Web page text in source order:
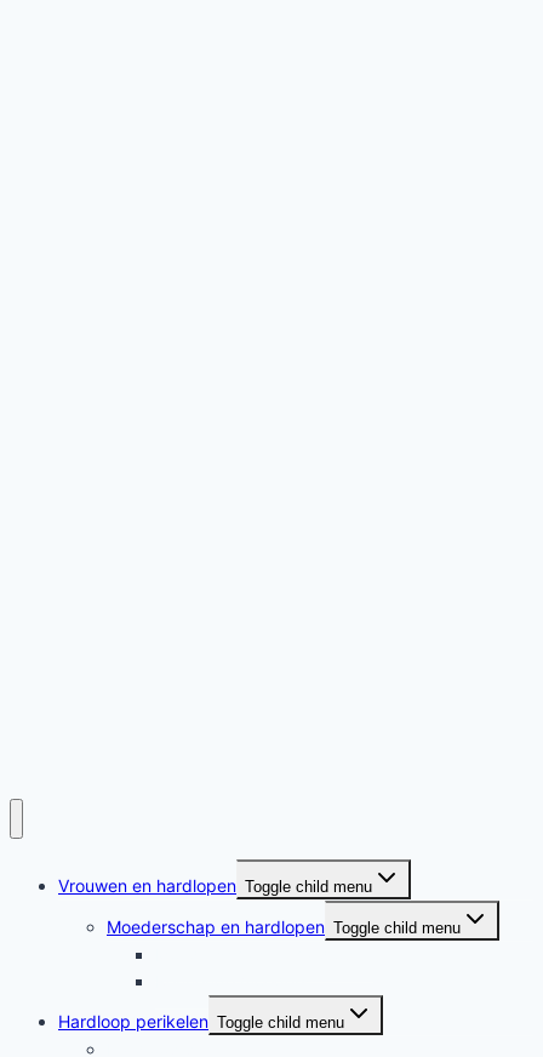
Vrouwen en hardlopen Toggle child menu
Moederschap en hardlopen Toggle child menu
Hardloop perikelen Toggle child menu